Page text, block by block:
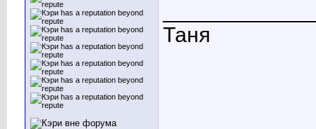
Таня